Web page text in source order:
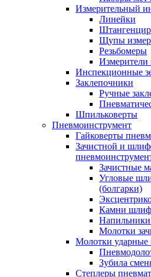
Измерительный
Линейки
Щупы
Резьбомеры
Измерители
Инспекционные
Заклепочники
Ручные
Шпильковерты
Пневмоинструмент
Гайковерты
Зачистной и
Зачистные
Угловые
(болгарки)
Камни
Напильники
Молотки
Молотки ударные
Зубила
Степлеры